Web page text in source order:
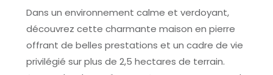
Dans un environnement calme et verdoyant,
découvrez cette charmante maison en pierre
offrant de belles prestations et un cadre de vie
privilégié sur plus de 2,5 hectares de terrain.